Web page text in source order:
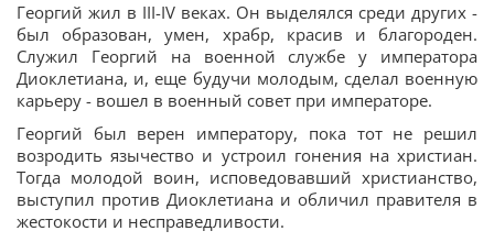
Георгий жил в III-IV веках. Он выделялся среди других -
был образован, умен, храбр, красив и благороден.
Служил Георгий на военной службе у императора
Диоклетиана, и, еще будучи молодым, сделал военную
карьеру - вошел в военный совет при императоре.
Георгий был верен императору, пока тот не решил
возродить язычество и устроил гонения на христиан.
Тогда молодой воин, исповедовавший христианство,
выступил против Диоклетиана и обличил правителя в
жестокости и несправедливости.